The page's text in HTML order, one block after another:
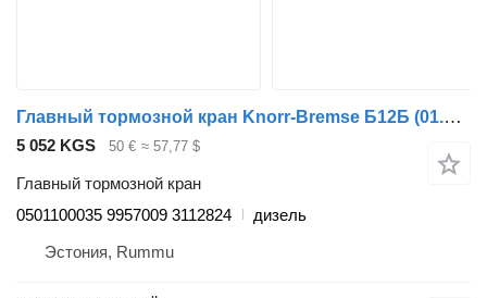
Главный тормозной кран Knorr-Bremse Б12Б (01.97-12.11) 0501100035 для автобуса Volvo B6, B7, B9, B10, B12 bus (1978-2011)
5 052 KGS 50 € ≈ 57,77 $
Главный тормозной кран
0501100035 9957009 3112824
дизель
Эстония, Rummu